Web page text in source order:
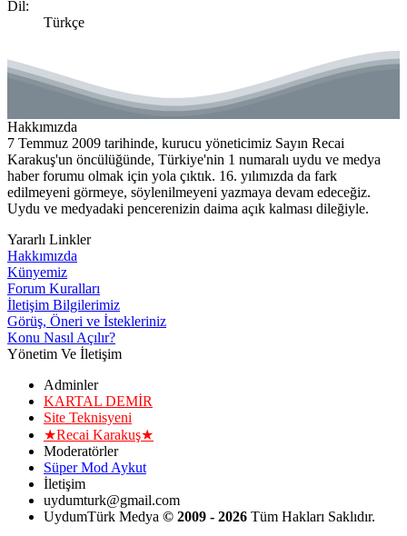
Dil:
Türkçe
Hakkımızda
7 Temmuz 2009 tarihinde, kurucu yöneticimiz Sayın Recai
Karakuş'un öncülüğünde, Türkiye'nin 1 numaralı uydu ve medya
haber forumu olmak için yola çıktık. 16. yılımızda da fark
edilmeyeni görmeye, söylenilmeyeni yazmaya devam edeceğiz.
Uydu ve medyadaki pencerenizin daima açık kalması dileğiyle.
Yararlı Linkler
Hakkımızda
Künyemiz
Forum Kuralları
İletişim Bilgilerimiz
Görüş, Öneri ve İstekleriniz
Konu Nasıl Açılır?
Yönetim Ve İletişim
Adminler
KARTAL DEMİR
Site Teknisyeni
★Recai Karakuş★
Moderatörler
Süper Mod Aykut
İletişim
uydumturk@gmail.com
UydumTürk Medya © 2009 - 2026 Tüm Hakları Saklıdır.